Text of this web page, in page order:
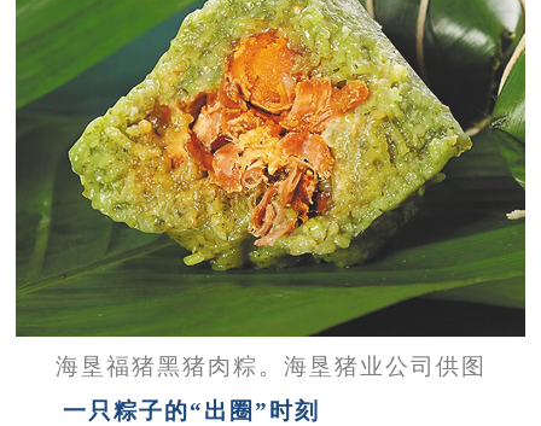
海垦福猪黑猪肉粽。海垦猪业公司供图
一只粽子的“出圈”时刻